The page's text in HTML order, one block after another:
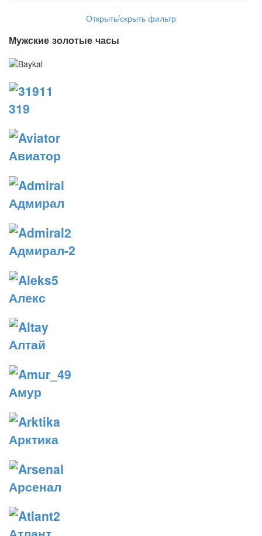
Открыть/скрыть фильтр
Мужские золотые часы
319
Авиатор
Адмирал
Адмирал-2
Алекс
Алтай
Амур
Арктика
Арсенал